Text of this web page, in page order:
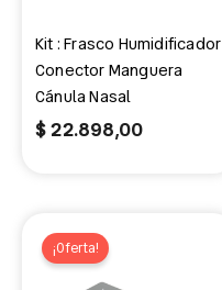
Kit : Frasco Humidificador
Conector Manguera
Cánula Nasal
$22.898,00
¡Oferta!